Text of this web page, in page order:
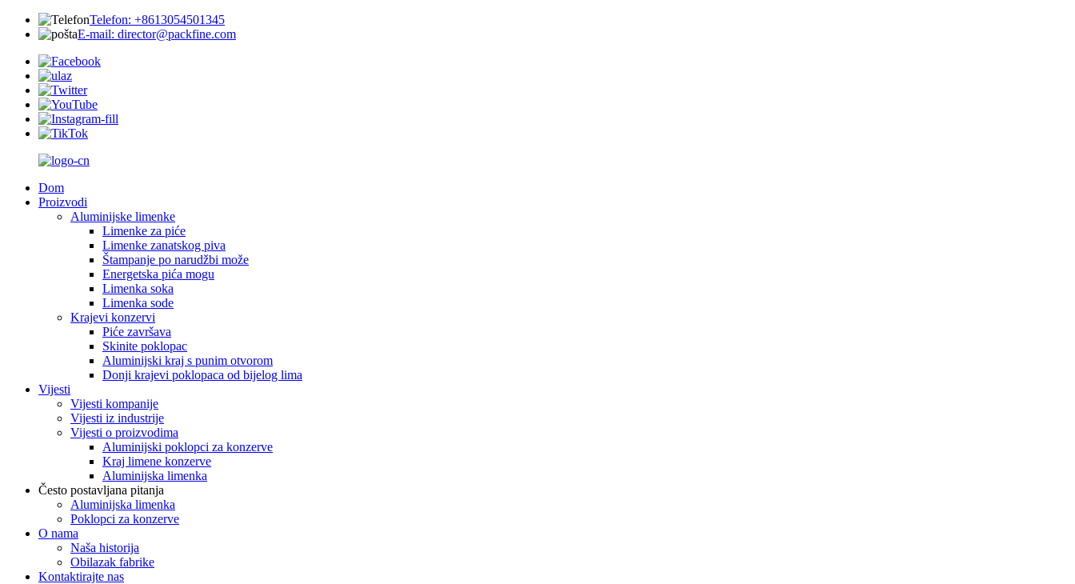
Telefon: +8613054501345
E-mail: director@packfine.com
Dom
Proizvodi
Aluminijske limenke
Limenke za piće
Limenke zanatskog piva
Štampanje po narudžbi može
Energetska pića mogu
Limenka soka
Limenka sode
Krajevi konzervi
Piće završava
Skinite poklopac
Aluminijski kraj s punim otvorom
Donji krajevi poklopaca od bijelog lima
Vijesti
Vijesti kompanije
Vijesti iz industrije
Vijesti o proizvodima
Aluminijski poklopci za konzerve
Kraj limene konzerve
Aluminijska limenka
Često postavljana pitanja
Aluminijska limenka
Poklopci za konzerve
O nama
Naša historija
Obilazak fabrike
Kontaktirajte nas